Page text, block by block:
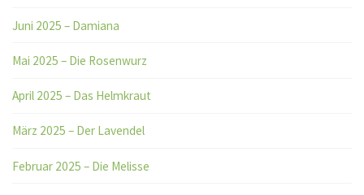
Juni 2025 – Damiana
Mai 2025 – Die Rosenwurz
April 2025 – Das Helmkraut
März 2025 – Der Lavendel
Februar 2025 – Die Melisse